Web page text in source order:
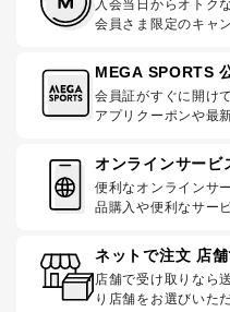
入会当日からオトク
会員さま限定のキャ
MEGA SPORTS
会員証がすぐに開け
アプリクーポンや最
オンラインサービ
便利なオンラインサ
品購入や便利なサー
ネットで注文 店舗
店舗で受け取りなら
り店舗をお選びいた